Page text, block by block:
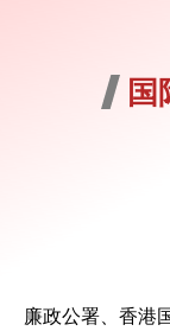
国
廉政公署、香港